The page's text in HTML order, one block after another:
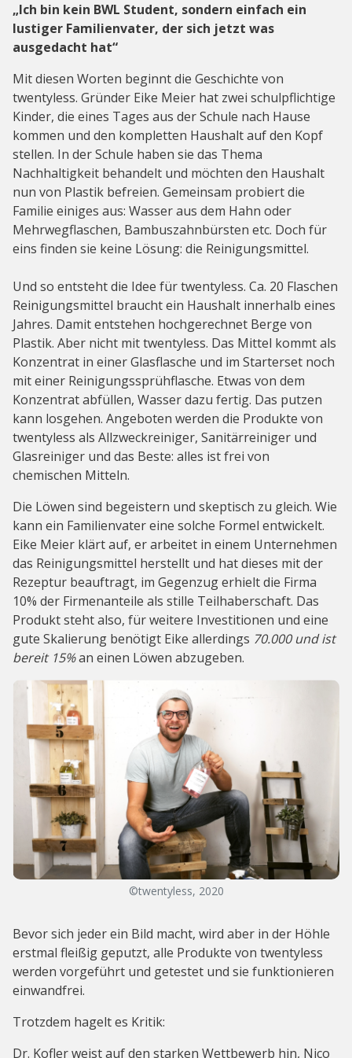
„Ich bin kein BWL Student, sondern einfach ein
lustiger Familienvater, der sich jetzt was
ausgedacht hat“
Mit diesen Worten beginnt die Geschichte von
twentyless. Gründer Eike Meier hat zwei schulpflichtige
Kinder, die eines Tages aus der Schule nach Hause
kommen und den kompletten Haushalt auf den Kopf
stellen. In der Schule haben sie das Thema
Nachhaltigkeit behandelt und möchten den Haushalt
nun von Plastik befreien. Gemeinsam probiert die
Familie einiges aus: Wasser aus dem Hahn oder
Mehrwegflaschen, Bambuszahnbürsten etc. Doch für
eins finden sie keine Lösung: die Reinigungsmittel.
Und so entsteht die Idee für twentyless. Ca. 20 Flaschen
Reinigungsmittel braucht ein Haushalt innerhalb eines
Jahres. Damit entstehen hochgerechnet Berge von
Plastik. Aber nicht mit twentyless. Das Mittel kommt als
Konzentrat in einer Glasflasche und im Starterset noch
mit einer Reinigungssprühflasche. Etwas von dem
Konzentrat abfüllen, Wasser dazu fertig. Das putzen
kann losgehen. Angeboten werden die Produkte von
twentyless als Allzweckreiniger, Sanitärreiniger und
Glasreiniger und das Beste: alles ist frei von
chemischen Mitteln.
Die Löwen sind begeistern und skeptisch zu gleich. Wie
kann ein Familienvater eine solche Formel entwickelt.
Eike Meier klärt auf, er arbeitet in einem Unternehmen
das Reinigungsmittel herstellt und hat dieses mit der
Rezeptur beauftragt, im Gegenzug erhielt die Firma
10% der Firmenanteile als stille Teilhaberschaft. Das
Produkt steht also, für weitere Investitionen und eine
gute Skalierung benötigt Eike allerdings 70.000 und ist
bereit 15%an einen Löwen abzugeben.
©twentyless, 2020
Bevor sich jeder ein Bild macht, wird aber in der Höhle
erstmal fleißig geputzt, alle Produkte von twentyless
werden vorgeführt und getestet und sie funktionieren
einwandfrei.
Trotzdem hagelt es Kritik:
Dr. Kofler weist auf den starken Wettbewerb hin, Nico